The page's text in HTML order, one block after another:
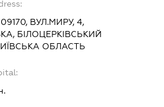
ВУЛ.МИРУ, 4,
БІЛОЦЕРКІВСЬКИЙ
ОБЛАСТЬ